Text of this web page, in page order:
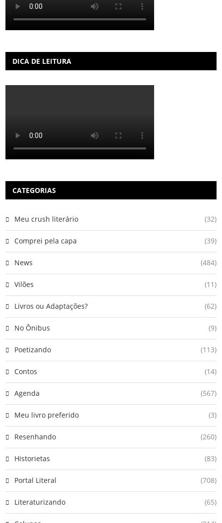
DICA DE LEITURA
CATEGORIAS
Meu crush literário (32)
Comprei pela capa (39)
News (484)
Vilões (11)
Livros ou Adaptações? (62)
No Ônibus (9)
Poetizando (113)
Contos (14)
Agenda (567)
Meu livro preferido (3)
Resenhando (260)
Historietas (83)
Portal Literal (708)
Literaturizando (65)